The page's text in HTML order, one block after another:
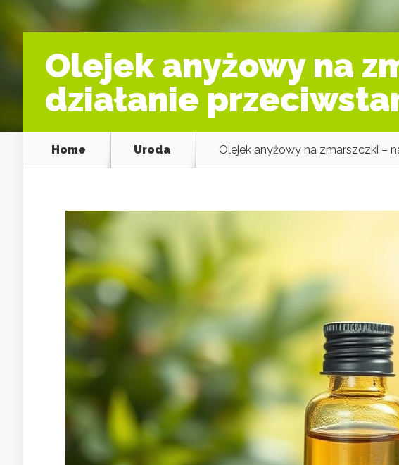
Olejek anyżowy na
działanie
Home Uroda Olejek anyżowy na zmarszczki –